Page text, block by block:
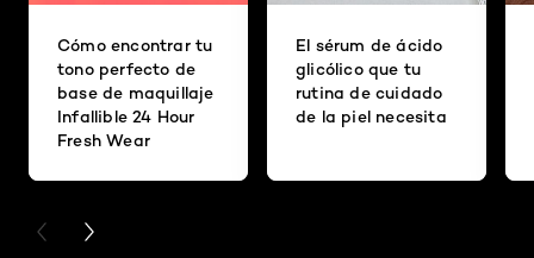
Cómo encontrar tu
tono perfecto de
base de maquillaje
Infallible 24 Hour
Fresh Wear
El sérum de ácido
glicólico que tu
rutina de cuidado
de la piel necesita
PREVIOUS CARD
NEXT CARD